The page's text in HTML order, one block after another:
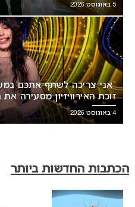
5 באוגוסט 2026
“אני צריכה לשתף אתכם
זוכת האירוויזיון מסעירה
4 באוגוסט 2026
הכתבות החדשות ביותר